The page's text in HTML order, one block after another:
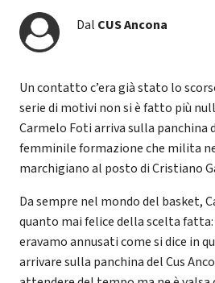
Dal CUS Ancona
Un contatto c’era già stato lo
serie di motivi non si è fatto più
Carmelo Foti arriva sulla panchina
femminile formazione che milita
marchigiano al posto di Cristiano
Da sempre nel mondo del basket,
quanto mai felice della scelta fatta:
eravamo annusati come si dice in
arrivare sulla panchina del Cus